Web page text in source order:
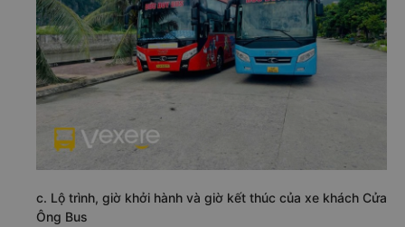
c. Lộ trình, giờ khởi hành và giờ kết thúc của xe khách Cửa
Ông Bus